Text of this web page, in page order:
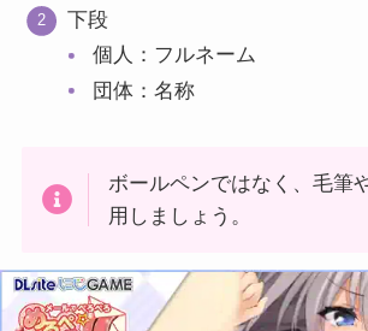
下段
個人：フルネーム
団体：名称
ボールペンではなく、毛筆
用しましょう。